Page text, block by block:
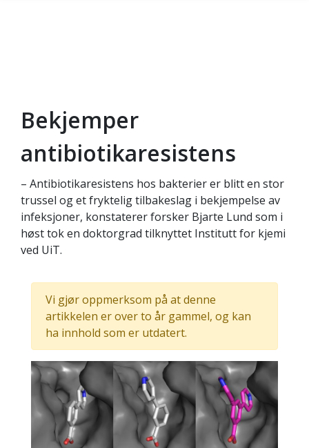
Gå til hovedinnhold
Bekjemper
antibiotikaresistens
– Antibiotikaresistens hos bakterier er blitt en stor
trussel og et fryktelig tilbakeslag i bekjempelse av
infeksjoner, konstaterer forsker Bjarte Lund som i
høst tok en doktorgrad tilknyttet Institutt for kjemi
ved UiT.
Vi gjør oppmerksom på at denne
artikkelen er over to år gammel, og kan
ha innhold som er utdatert.